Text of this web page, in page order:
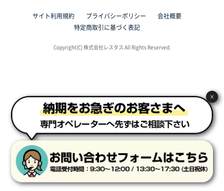
ブックメモ付箋
200枚
2025年10月16日 10:30
過去に製造をお願いしており、注文の流れがスムーズ
に進められるから
東京都S社様
ワンポイントポリ袋 A4サイズ
2025年10月08日 16:28
低価格
サイト利用規約 プライバシーポリシー
会社概要
特定商取引に基づく表記
Copyright(C) 株式会社レスタス All Rights Reserved.
×